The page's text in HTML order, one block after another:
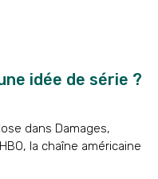
idée de série ?
dans Damages,
la chaîne américaine